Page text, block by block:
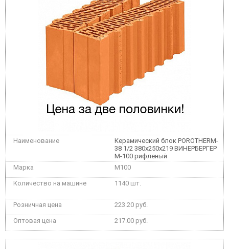
Керамический блок POROTHERM-
38 1/2 380x250x219 ВИНЕРБЕРГЕР
М-100 рифленый
M100
1140 шт.
223.20 руб.
217.00 руб.